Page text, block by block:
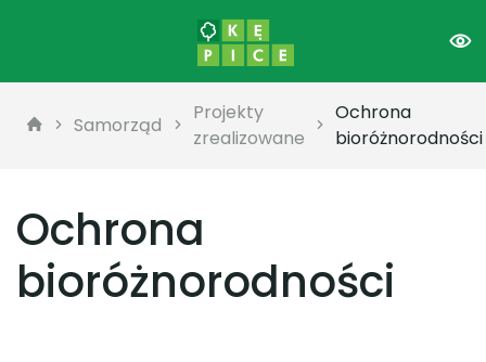
Samorząd
Projekty
zrealizowane
Ochrona
bioróżnorodności
Ochrona
bioróżnorodności